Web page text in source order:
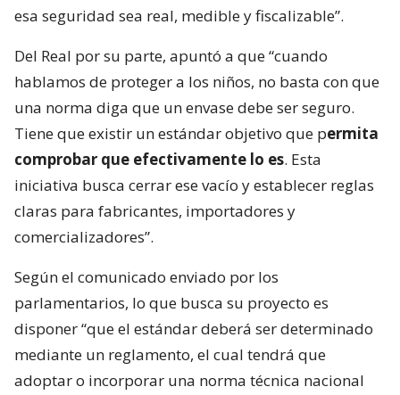
esa seguridad sea real, medible y fiscalizable”.
Del Real por su parte, apuntó a que “cuando
hablamos de proteger a los niños, no basta con que
una norma diga que un envase debe ser seguro.
Tiene que existir un estándar objetivo que permita
comprobar que efectivamente lo es. Esta
iniciativa busca cerrar ese vacío y establecer reglas
claras para fabricantes, importadores y
comercializadores”.
Según el comunicado enviado por los
parlamentarios, lo que busca su proyecto es
disponer “que el estándar deberá ser determinado
mediante un reglamento, el cual tendrá que
adoptar o incorporar una norma técnica nacional